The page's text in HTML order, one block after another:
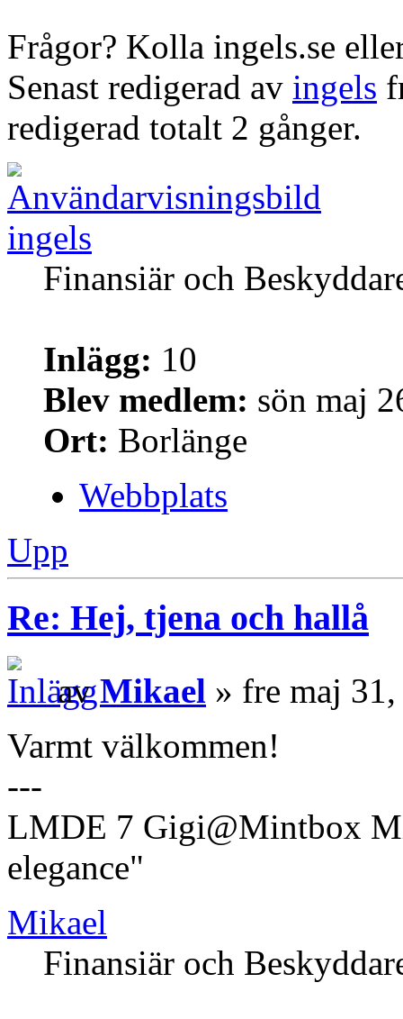
Frågor? Kolla ingels.se
Senast redigerad av ingels
redigerad totalt 2 gånger.
ingels
Finansiär och
Inlägg: 10
Blev medlem: sön maj
Ort: Borlänge
Webbplats
Upp
Re: Hej, tjena och hallå
avMikael » fre maj
Varmt välkommen!
---
LMDE 7 Gigi@Mintbox
elegance"
Mikael
Finansiär och